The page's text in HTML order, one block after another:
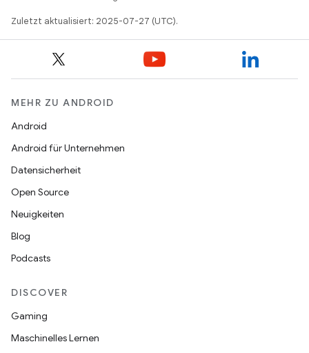
Zuletzt aktualisiert: 2025-07-27 (UTC).
MEHR ZU ANDROID
Android
Android für Unternehmen
Datensicherheit
Open Source
Neuigkeiten
Blog
Podcasts
DISCOVER
Gaming
Maschinelles Lernen